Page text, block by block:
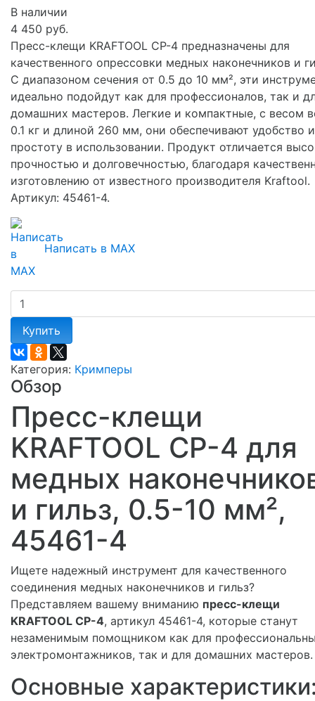
В наличии
4 450 руб.
Пресс-клещи KRAFTOOL CP-4 предназначены для
качественного опрессовки медных наконечников и
С диапазоном сечения от 0.5 до 10 мм², эти
идеально подойдут как для профессионалов, так и
домашних мастеров. Легкие и компактные, с весом
0.1 кг и длиной 260 мм, они обеспечивают удобство и
простоту в использовании. Продукт отличается
прочностью и долговечностью, благодаря
изготовлению от известного производителя Kraftool.
Артикул: 45461-4.
Написать в MAX
Купить
Категория: Кримперы
Обзор
Пресс-клещи
KRAFTOOL CP-4 для
медных
и гильз, 0.5-10 мм²,
45461-4
Ищете надежный инструмент для качественного
соединения медных наконечников и гильз?
Представляем вашему вниманию пресс-клещи
KRAFTOOL CP-4, артикул 45461-4, которые станут
незаменимым помощником как для
электромонтажников, так и для домашних мастеров.
Основные